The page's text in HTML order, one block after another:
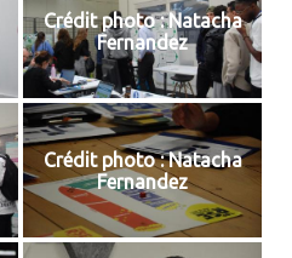
Crédit photo : Natacha
Fernandez
Crédit photo : Natacha
Fernandez